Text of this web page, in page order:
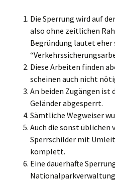
Die Sperrung wird auf
also ohne zeitlichen
Begründung lautet eher
Diese Arbeiten finden
scheinen auch nicht
An beiden Zugängen ist
Geländer abgesperrt.
Sämtliche Wegweiser
Auch die sonst
Sperrschilder mit
komplett.
Eine dauerhafte